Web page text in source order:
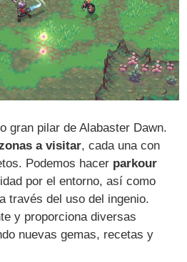
gran pilar de Alabaster Dawn.
a visitar, cada una con
Podemos hacer parkour
por el entorno, así como
a través del uso del ingenio.
y proporciona diversas
nuevas gemas, recetas y